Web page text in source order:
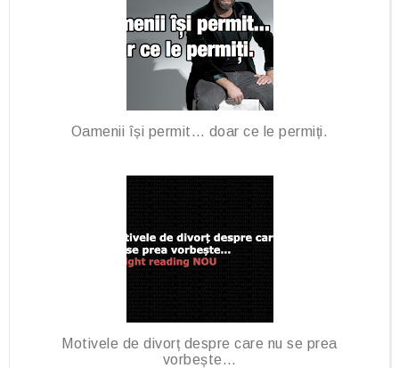
Oamenii își permit… doar ce le permiți.
Motivele de divorț despre care nu se prea
vorbește…